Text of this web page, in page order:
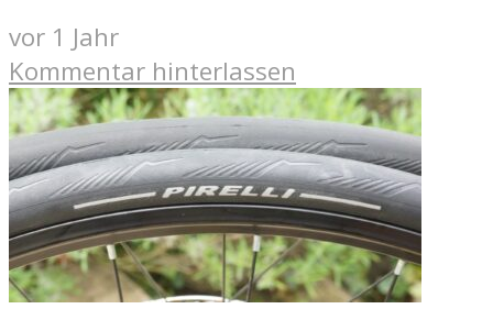
vor 1 Jahr
Kommentar hinterlassen